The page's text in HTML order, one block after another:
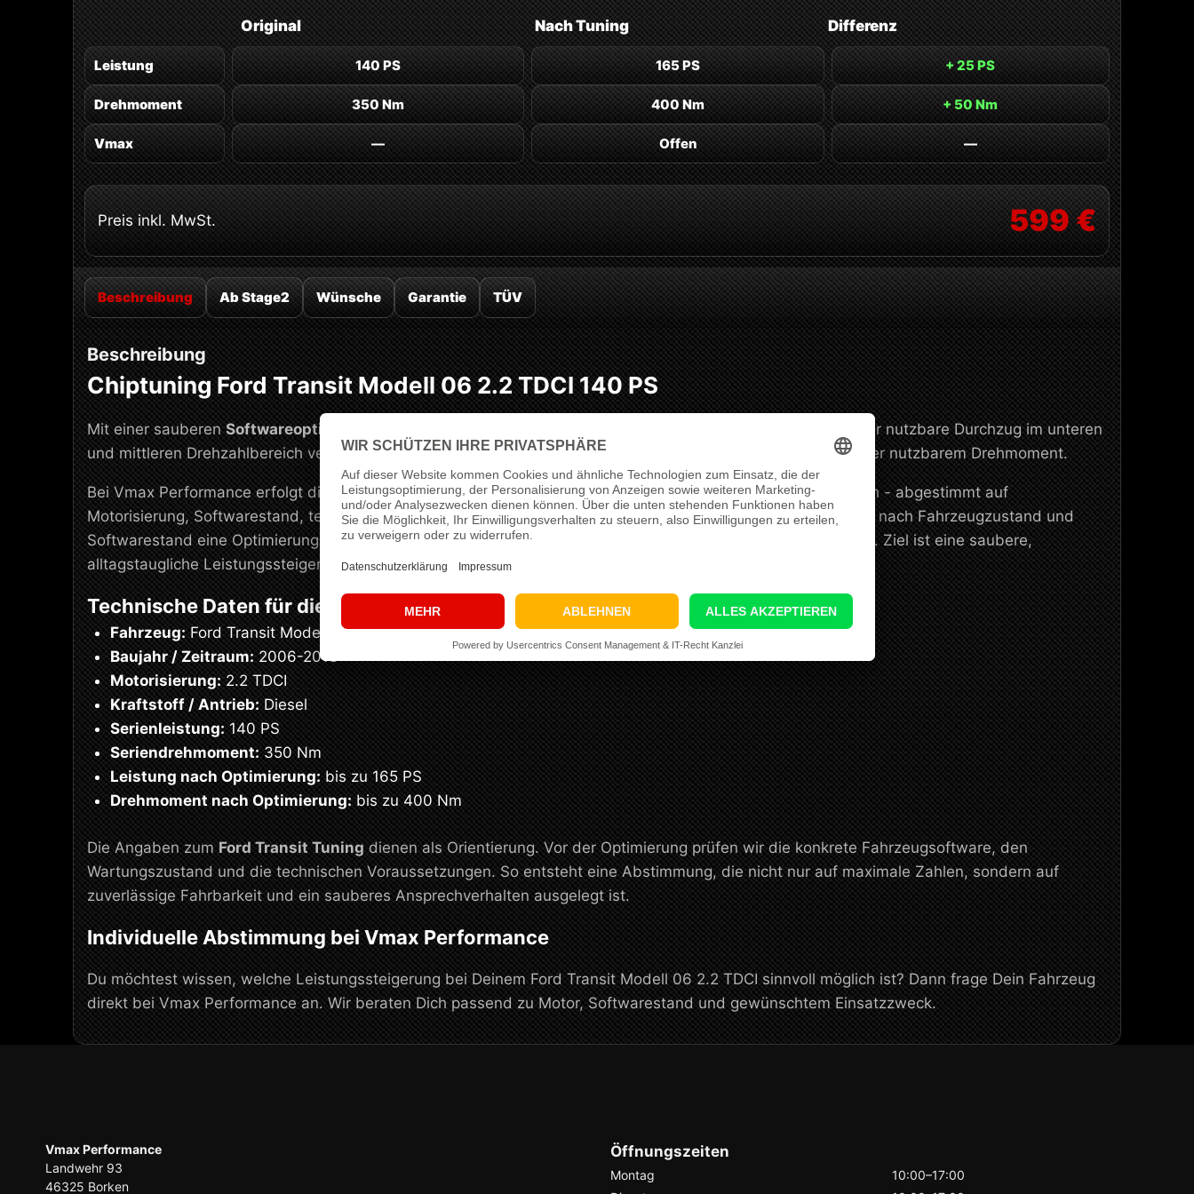
Original NachTuning Differenz
Leistung 140 PS 165 PS + 25 PS
Drehmoment 350 Nm 400 Nm + 50 Nm
Vmax — Offen —
Preis inkl. MwSt. 599 €
Beschreibung Ab Stage2 Wünsche Garantie TÜV
Beschreibung
Chiptuning Ford Transit Modell 06 2.2 TDCI 140 PS
Mit einer sauberen Softwareoptimierung
lässt sich beim Ford Transit Modell 06 2.2 TDCI 140 PS vor allem der nutzbare Durchzug im unteren
und mittleren Drehzahlbereich verbessern. Das Ergebnis ist ein kräftigeres, souveräneres Fahrgefühl mit besser nutzbarem Drehmoment.
Bei Vmax Performance erfolgt die Abstimmung nicht als pauschale Standarddatei, sondern fahrzeugspezifisch - abgestimmt auf
Motorisierung, Softwarestand, technischen Zustand und den geplanten Einsatzbereich. Für dieses Setup ist je nach Fahrzeugzustand und
Softwarestand eine Optimierung von 140 PSauf bis zu165 PS
möglich. Ziel ist eine saubere,
alltagstaugliche Leistungssteigerung mit stimmiger Reserve in den relevanten Last- und Drehzahlbereichen.
Technische Daten für dieses Setup
Fahrzeug: Ford Transit Modell 06 2.2 TDCI
Baujahr / Zeitraum: 2006-2013
Motorisierung: 2.2 TDCI
Kraftstoff / Antrieb:Diesel
Serienleistung: 140 PS
Seriendrehmoment: 350 Nm
Leistung nach Optimierung: bis zu 165 PS
Drehmoment nach Optimierung: bis zu 400 Nm
Die Angaben zum Ford Transit Tuning dienen als Orientierung. Vor der Optimierung prüfen wir die konkrete Fahrzeugsoftware, den
Wartungszustand und die technischen Voraussetzungen. So entsteht eine Abstimmung, die nicht nur auf maximale Zahlen, sondern auf
zuverlässige Fahrbarkeit und ein sauberes Ansprechverhalten ausgelegt ist.
Individuelle Abstimmung bei Vmax Performance
Du möchtest wissen, welche Leistungssteigerung bei Deinem Ford Transit Modell 06 2.2 TDCI sinnvoll möglich ist? Dann frage Dein Fahrzeug
direkt bei Vmax Performance an. Wir beraten Dich passend zu Motor, Softwarestand und gewünschtem Einsatzzweck.
Vmax Performance
Landwehr 93
46325 Borken
Öffnungszeiten
Montag
10:00–17:00